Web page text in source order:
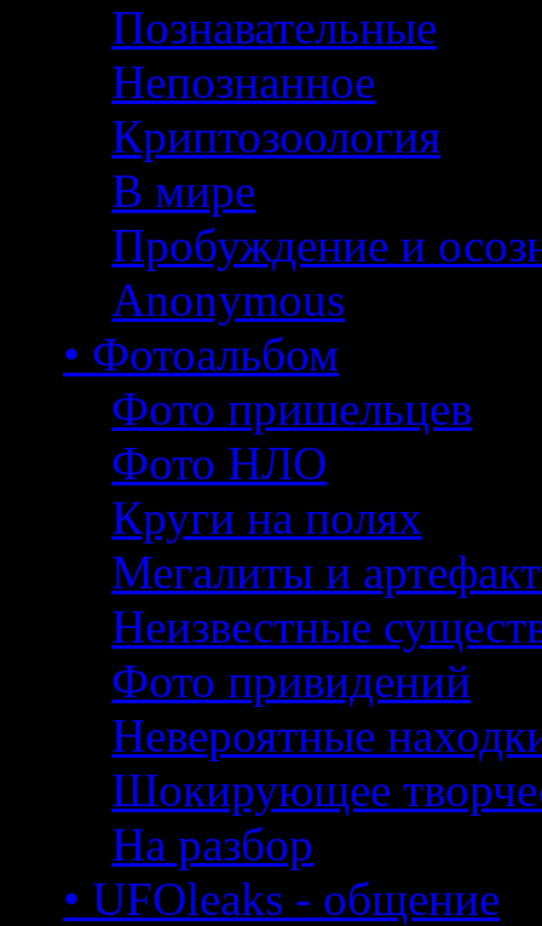
Познавательные
Непознанное
Криптозоология
В мире
Пробуждение и
Anonymous
• Фотоальбом
Фото пришельцев
Фото НЛО
Круги на полях
Мегалиты и
Неизвестные
Фото привидений
Невероятные
Шокирующее
На разбор
• UFOleaks - общение